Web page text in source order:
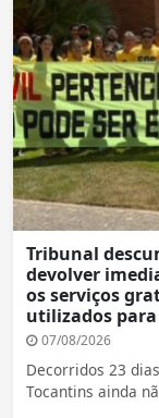
Tribunal
devolver
os serviços
utilizados
07/08/2026
Decorridos 23
Tocantins ainda